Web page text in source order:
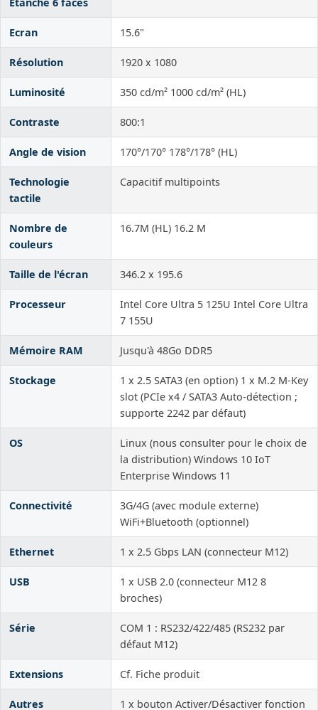
Ecran 15.6"
Résolution 1920 x 1080
Luminosité 350 cd/m² 1000 cd/m² (HL)
Contraste 800:1
Angle de vision 170°/170° 178°/178° (HL)
Technologie
tactile
Capacitif multipoints
Nombre de
couleurs
16.7M (HL) 16.2 M
Taille de l'écran 346.2 x 195.6
Processeur
Intel Core Ultra 5 125U Intel Core Ultra
7 155U
Mémoire RAM Jusqu'à 48Go DDR5
Stockage
1 x 2.5 SATA3 (en option) 1 x M.2 M-Key
slot (PCIe x4 / SATA3 Auto-détection ;
supporte 2242 par défaut)
OS
Linux (nous consulter pour le choix de
la distribution) Windows 10 IoT
Enterprise Windows 11
Connectivité
3G/4G (avec module externe)
WiFi+Bluetooth (optionnel)
Ethernet 1 x 2.5 Gbps LAN (connecteur M12)
USB
1 x USB 2.0 (connecteur M12 8
broches)
Série
COM 1 : RS232/422/485 (RS232 par
défaut M12)
Extensions Cf. Fiche produit
Autres 1 x bouton Activer/Désactiver fonction